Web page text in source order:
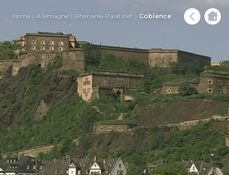
Home Allemagne Rhénanie-Palatinat Coblence